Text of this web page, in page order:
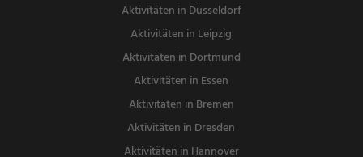
Aktivitäten in Düsseldorf
Aktivitäten in Leipzig
Aktivitäten in Dortmund
Aktivitäten in Essen
Aktivitäten in Bremen
Aktivitäten in Dresden
Aktivitäten in Hannover